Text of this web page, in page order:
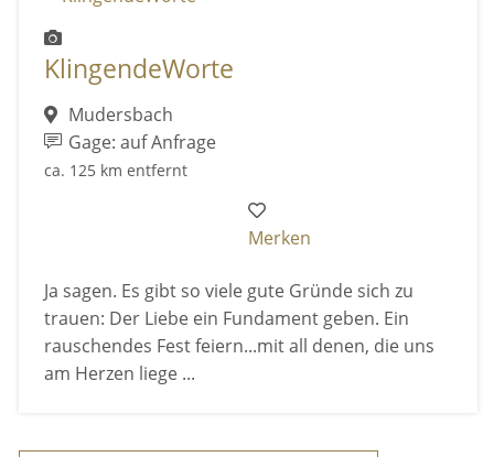
KlingendeWorte
Mudersbach
Gage: auf Anfrage
ca. 125 km entfernt
Merken
Ja sagen. Es gibt so viele gute Gründe sich zu
trauen: Der Liebe ein Fundament geben. Ein
rauschendes Fest feiern...mit all denen, die uns
am Herzen liege ...